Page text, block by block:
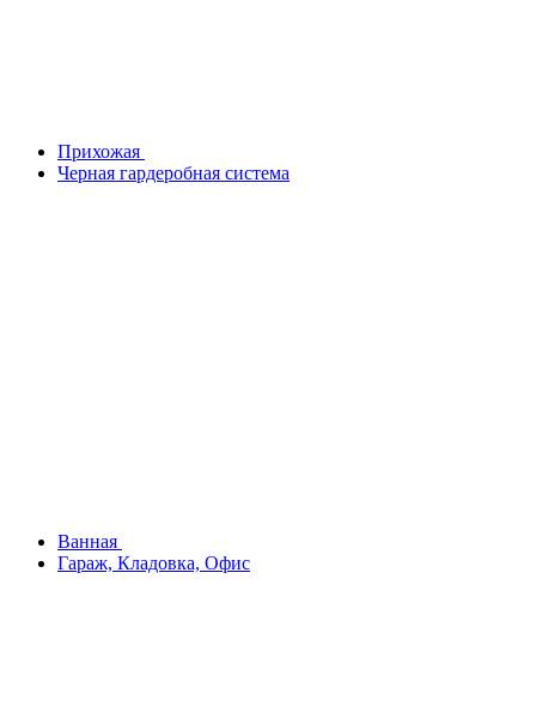
Прихожая
Черная гардеробная система
Ванная
Гараж, Кладовка, Офис